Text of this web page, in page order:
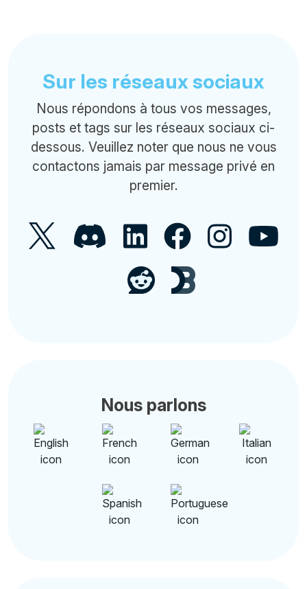
Sur les réseaux sociaux
Nous répondons à tous vos messages,
posts et tags sur les réseaux sociaux ci-
dessous. Veuillez noter que nous ne vous
contactons jamais par message privé en
premier.
Nous parlons